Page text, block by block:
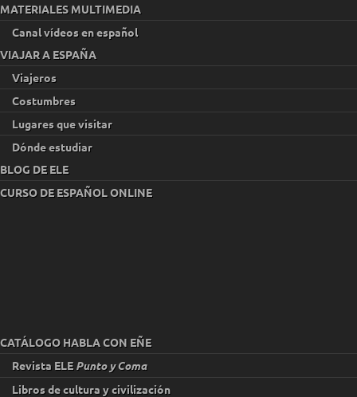
MATERIALES MULTIMEDIA
Canal vídeos en español
VIAJAR A ESPAÑA
Viajeros
Costumbres
Lugares que visitar
Dónde estudiar
BLOG DE ELE
CURSO DE ESPAÑOL ONLINE
CATÁLOGO HABLA CON EÑE
Revista ELEPunto y Coma
Libros de cultura y civilización